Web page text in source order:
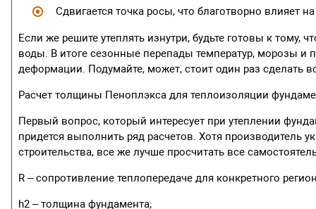
Сдвигается точка росы, что благотворно влияет
Если же решите утеплять изнутри, будьте готовы к
воды. В итоге сезонные перепады температур, морозы и
деформации. Подумайте, может, стоит один раз сделать
Расчет толщины Пеноплэкса для теплоизоляции
Первый вопрос, который интересует при утеплении
придется выполнить ряд расчетов. Хотя
строительства, все же лучше просчитать все
R – сопротивление теплопередаче для конкретного
h2 – толщина фундамента;